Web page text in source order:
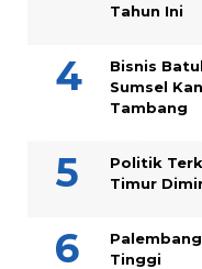
Tahun Ini
Bisnis
Sumsel
Tambang
Politik
Timur
Tinggi